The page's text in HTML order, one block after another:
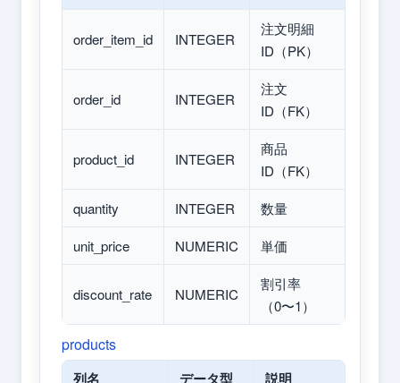
order_item_id INTEGER
注文明細
ID（PK）
order_id INTEGER
注文
ID（FK）
product_id INTEGER
商品
ID（FK）
quantity
INTEGER
数量
unit_price
NUMERIC 単価
discount_rate NUMERIC
割引率
（0〜1）
products
列名 データ型 説明